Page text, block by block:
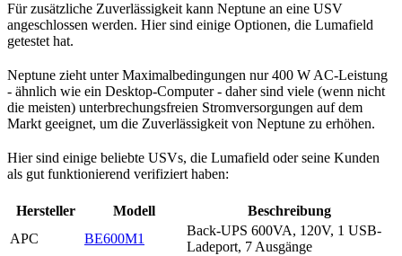
Für zusätzliche Zuverlässigkeit kann Neptune an eine USV
angeschlossen werden. Hier sind einige Optionen, die Lumafield
getestet hat.
Neptune zieht unter Maximalbedingungen nur 400 W AC-Leistung
- ähnlich wie ein Desktop-Computer - daher sind viele (wenn nicht
die meisten) unterbrechungsfreien Stromversorgungen auf dem
Markt geeignet, um die Zuverlässigkeit von Neptune zu erhöhen.
Hier sind einige beliebte USVs, die Lumafield oder seine Kunden
als gut funktionierend verifiziert haben:
Hersteller Modell
Beschreibung
APC
BE600M1
Back-UPS 600VA, 120V, 1 USB-
Ladeport, 7 Ausgänge